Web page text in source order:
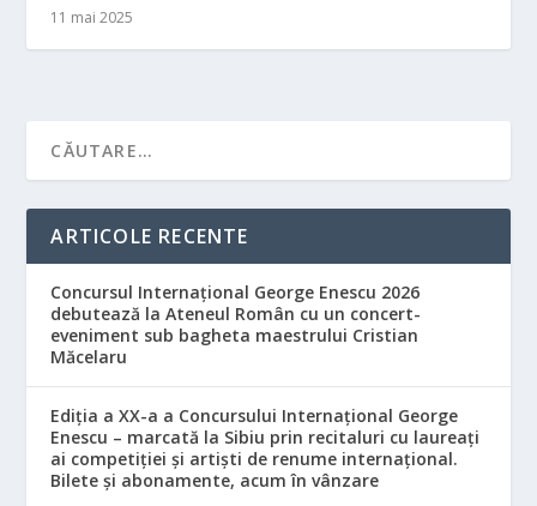
11 mai 2025
ARTICOLE RECENTE
Concursul Internațional George Enescu 2026
debutează la Ateneul Român cu un concert-
eveniment sub bagheta maestrului Cristian
Măcelaru
Ediția a XX-a a Concursului Internațional George
Enescu – marcată la Sibiu prin recitaluri cu laureați
ai competiției și artiști de renume internațional.
Bilete și abonamente, acum în vânzare